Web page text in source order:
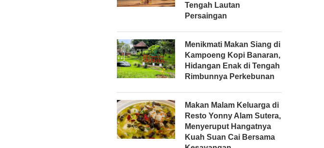
Tengah Lautan
Persaingan
Menikmati Makan Siang di
Kampoeng Kopi Banaran,
Hidangan Enak di Tengah
Rimbunnya Perkebunan
Makan Malam Keluarga di
Resto Yonny Alam Sutera,
Menyeruput Hangatnya
Kuah Suan Cai Bersama